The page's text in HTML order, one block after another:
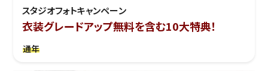
スタジオフォトキャンペーン
衣装グレードアップ無料を含む10大特典！
通年